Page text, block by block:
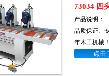
73034 四
产品说明：
品质保证、
年木工机械！
点击